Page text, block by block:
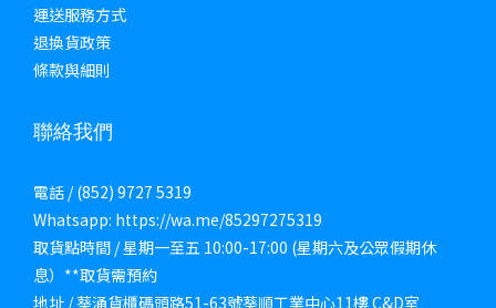
運送服務方式
退換貨政策
條款與細則
聯絡我們
電話 / (852) 9727 5319
Whatsapp: https://wa.me/85297275319
取貨點時間 / 星期一至五 10:00-17:00 (星期六及公眾假期休
息）**取貨需預約
地址 / 葵涌貨櫃碼頭路51-63號葵順工業中心11樓 C&D室